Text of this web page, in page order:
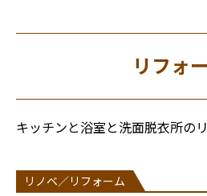
リフォ
キッチンと浴室と洗面脱衣所の
リノベ／リフォーム